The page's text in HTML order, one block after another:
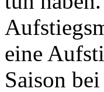
eine
Saison